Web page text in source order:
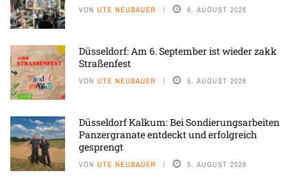
VON UTE NEUBAUER 6. AUGUST 2026
Düsseldorf: Am 6. September ist wieder zakk
Straßenfest
VON UTE NEUBAUER 5. AUGUST 2026
Düsseldorf Kalkum: Bei Sondierungsarbeiten
Panzergranate entdeckt und erfolgreich
gesprengt
VON UTE NEUBAUER 5. AUGUST 2026